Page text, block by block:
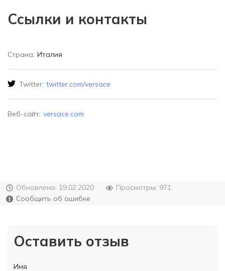
Ссылки и контакты
Страна: Италия
Twitter: twitter.com/versace
Веб-сайт: versace.com
Обновлено: 19.02.2020
Просмотры: 971
Сообщить об ошибке
Оставить отзыв
Имя